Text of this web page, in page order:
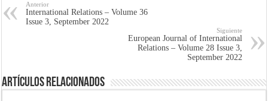
Anterior
International Relations – Volume 36
Issue 3, September 2022
Siguiente
European Journal of International
Relations – Volume 28 Issue 3,
September 2022
Artículos Relacionados